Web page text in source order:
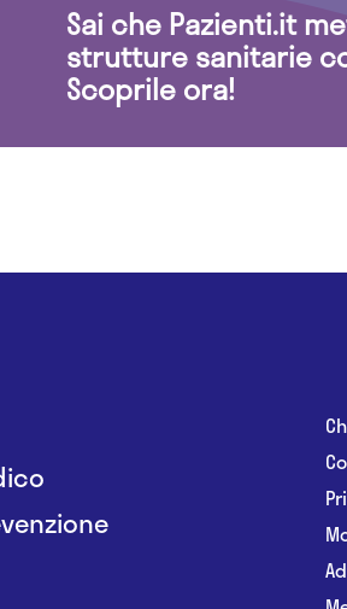
Sai che Pazienti.it
strutture sanitarie
Scoprile ora!